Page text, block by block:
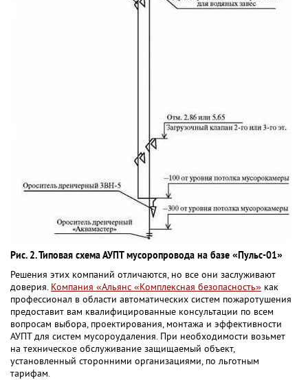
Рис. 2. Типовая схема АУПТ мусоропровода на базе «Пульс-01»
Решения этих компаний отличаются, но все они заслуживают
доверия. Компания «Альянс «Комплексная безопасность» как
профессионал в области автоматических систем пожаротушения
предоставит вам квалифицированные консультации по всем
вопросам выбора, проектирования, монтажа и эффективности
АУПТ для систем мусороудаления. При необходимости возьмет
на техническое обслуживание защищаемый объект,
установленный сторонними организациями, по льготным
тарифам.